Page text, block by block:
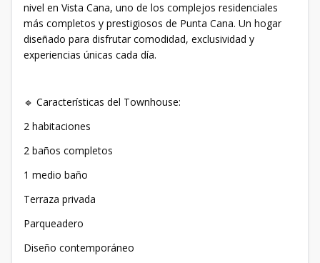
nivel en Vista Cana, uno de los complejos residenciales
más completos y prestigiosos de Punta Cana. Un hogar
diseñado para disfrutar comodidad, exclusividad y
experiencias únicas cada día.
🔹 Características del Townhouse:
2 habitaciones
2 baños completos
1 medio baño
Terraza privada
Parqueadero
Diseño contemporáneo